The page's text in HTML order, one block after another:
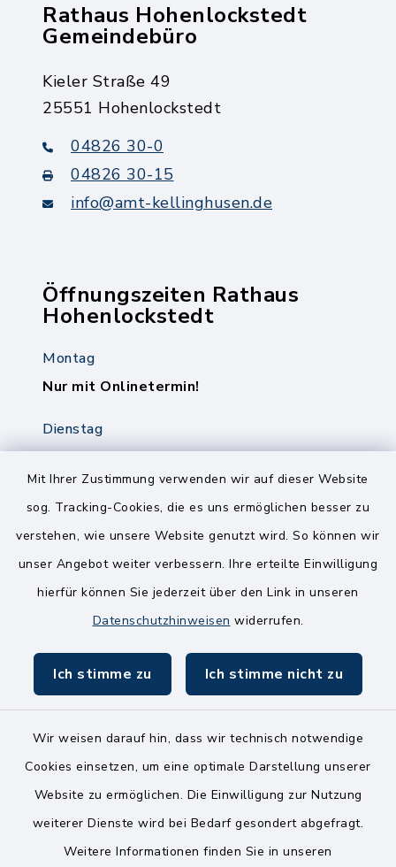
Mit Ihrer Zustimmung verwenden wir auf dieser Website
sog. Tracking-Cookies, die es uns ermöglichen besser zu
verstehen, wie unsere Website genutzt wird. So können wir
unser Angebot weiter verbessern. Ihre erteilte Einwilligung
hierfür können Sie jederzeit über den Link in unseren
Datenschutzhinweisen widerrufen.
Ich stimme zu Ich stimme nicht zu
Wir weisen darauf hin, dass wir technisch notwendige
Cookies einsetzen, um eine optimale Darstellung unserer
Website zu ermöglichen. Die Einwilligung zur Nutzung
weiterer Dienste wird bei Bedarf gesondert abgefragt.
Weitere Informationen finden Sie in unseren
Rathaus Hohenlockstedt
Gemeindebüro
Kieler Straße 49
25551 Hohenlockstedt
04826 30-0
04826 30-15
info@amt-kellinghusen.de
Öffnungszeiten Rathaus
Hohenlockstedt
Montag
Nur mit Onlinetermin!
Dienstag
8.00-12.00 Uhr
14.00-18.00 Uhr
Freitag
8.00-11.00 Uhr
Kontakt
Barrierefreiheit